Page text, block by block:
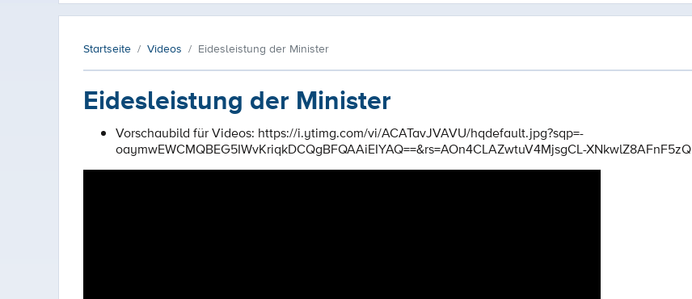
Startseite Videos Eidesleistung der Minister
Eidesleistung der Minister
Vorschaubild für Videos: https://i.ytimg.com/vi/ACATavJVAVU/hqdefault.jpg?sqp=-
oaymwEWCMQBEG5IWvKriqkDCQgBFQAAiEIYAQ==&rs=AOn4CLAZwtuV4MjsgCL-XNkwlZ8AFnF5zQ